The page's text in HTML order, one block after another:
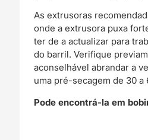
As extrusoras
onde a extrusora puxa
ter de a actualizar para
do barril. Verifique
aconselhável abrandar a
uma pré-secagem de 30 a
Pode encontrá-la em